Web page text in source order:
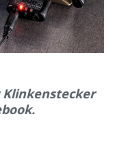
Klinkenstecker